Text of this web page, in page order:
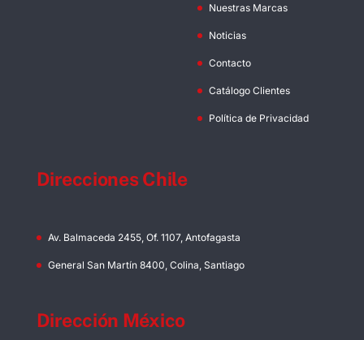
Nuestras Marcas
Noticias
Contacto
Catálogo Clientes
Política de Privacidad
Direcciones Chile
Av. Balmaceda 2455, Of. 1107, Antofagasta
General San Martín 8400, Colina, Santiago
Dirección México